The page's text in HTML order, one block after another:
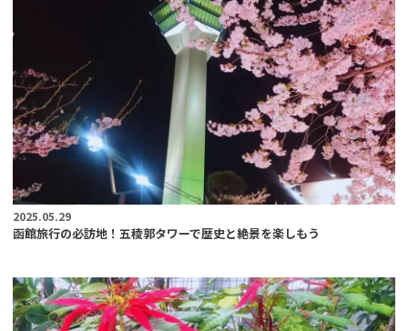
2025.05.29
函館旅行の必訪地！五稜郭タワーで歴史と絶景を楽しもう